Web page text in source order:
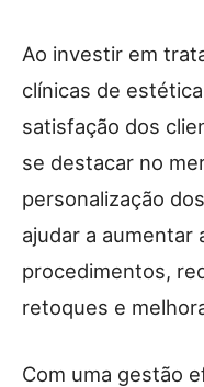
Ao investir em
clínicas de
satisfação dos
se destacar no
personalização
ajudar a aumentar
procedimentos,
retoques e
Com uma gestão